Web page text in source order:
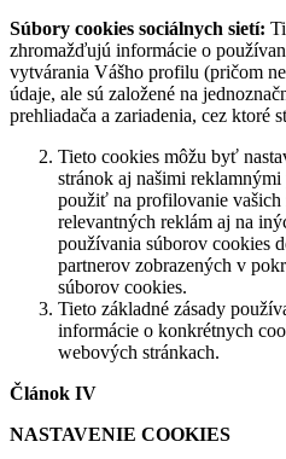
Súbory cookies sociálnych sietí:
zhromažďujú informácie o
vytvárania Vášho profilu (pričom
údaje, ale sú založené na
prehliadača a zariadenia, cez ktoré
Tieto cookies môžu byť
stránok aj našimi
použiť na profilovanie vašich
relevantných reklám aj na
používania súborov cookies
partnerov zobrazených v
súborov cookies.
Tieto základné zásady
informácie o konkrétnych
webových stránkach.
Článok IV
NASTAVENIE COOKIES